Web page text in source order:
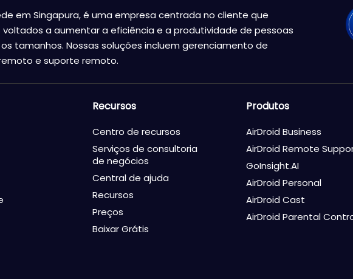
em Singapura, é uma empresa centrada no cliente que
a aumentar a eficiência e a produtividade de pessoas
tamanhos. Nossas soluções incluem gerenciamento de
e suporte remoto.
Recursos
Centro de recursos
Serviços de consultoria
de negócios
Central de ajuda
Recursos
Preços
Baixar Grátis
Produtos
AirDroid Business
AirDroid Remote
GoInsight.AI
AirDroid Personal
AirDroid Cast
AirDroid Parental